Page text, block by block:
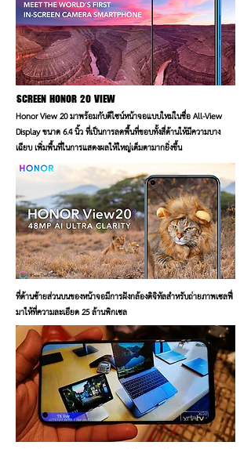
SCREEN HONOR 20 VIEW
Honor View 20 มาพร้อมกับดีไซน์หน้าจอแบบใหม่ในชื่อ All-View
Display ขนาด 6.4 นิ้ว ที่เป็นการลดพื้นที่ขอบทั้งสี่ด้านให้มีความบาง
เฉียบ เพิ่มพื้นที่ในการแสดงผลให้ใหญ่เต็มตามากยิ่งขึ้น
ที่ด้านซ้ายส่วนบนของหน้าจอมีการฝังกล้องดิจิทัลสำหรับถ่ายภาพเซลฟี่
มาให้ที่ความละเอียด 25 ล้านพิกเซล